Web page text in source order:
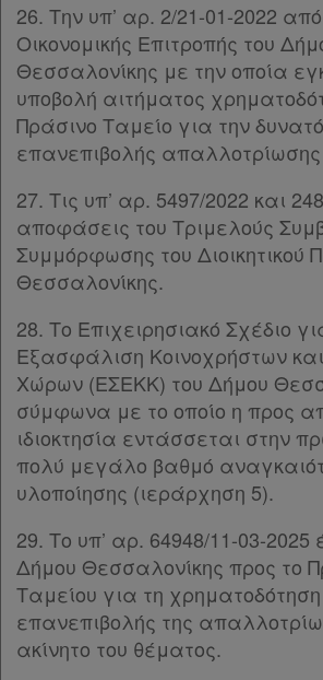
26. Την υπ’ αρ. 2/21-01-2022
Οικονομικής Επιτροπής του
Θεσσαλονίκης με την οποία
υποβολή αιτήματος
Πράσινο Ταμείο για την
επανεπιβολής απαλλοτρίωσης
27. Τις υπ’ αρ. 5497/2022 και
αποφάσεις του Τριμελούς
Συμμόρφωσης του Διοικητικού
Θεσσαλονίκης.
28. Το Επιχειρησιακό Σχέδιο
Εξασφάλιση Κοινοχρήστων
Χώρων (ΕΣΕΚΚ) του Δήμου
σύμφωνα με το οποίο η προς
ιδιοκτησία εντάσσεται στην
πολύ μεγάλο βαθμό
υλοποίησης (ιεράρχηση 5).
29. Το υπ’ αρ. 64948/11-03-
Δήμου Θεσσαλονίκης προς το
Ταμείου για τη χρηματοδότηση
επανεπιβολής της
ακίνητο του θέματος.